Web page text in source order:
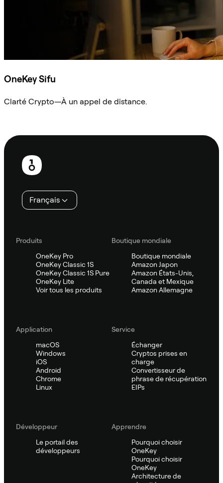
OneKey Sifu
Clarté Crypto—À un appel de distance.
Pied
page
Français
Produits
OneKey Pro
OneKey Classic 1S
OneKey Classic 1S Pure
OneKey Lite
Voir tous les produits
Boutique mondiale
Boutique mondiale
Amazon Japon
Amazon États-Unis,
Canada et Mexique
Amazon Allemagne
Application
macOS
Windows
iOS
Android
Chrome
Linux
Service
Échanger
Cryptos prises en
charge
Convertisseur de
phrase de récupération
EIPs
Développeur
Le portail des
développeurs
Apprendre
Pourquoi choisir
OneKey
Pourquoi choisir
OneKey
Architecture de